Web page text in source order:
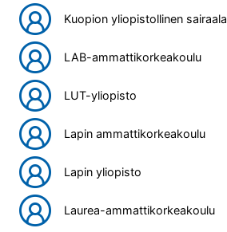
Kuopion yliopistollinen sairaala
LAB-ammattikorkeakoulu
LUT-yliopisto
Lapin ammattikorkeakoulu
Lapin yliopisto
Laurea-ammattikorkeakoulu